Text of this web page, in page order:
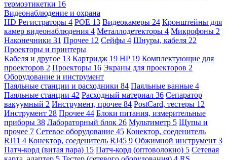
термоэтикетки 16
Видеонаблюдение и охрана
HD Регистраторы 4 POE 13 Видеокамеры 24 Кронштейны для
камер видеонаблюдения 4 Металлодетекторы 4 Микрофоны 2
Наконечники 31 Прочее 12 Сейфы 4 Шнуры, кабеля 22
Проекторы и принтеры
Кабеля и другое 13 Картридж 19 HP 19 Комплектующие для
проекторов 2 Проекторы 16 Экраны для проекторов 2
Оборудование и инструмент
Паяльные станции и расходники 84 Паяльные ванные 4
Паяльные станции 42 Расходный материал 36 Сепаратор
вакуумный 2 Инструмент, прочее 84 PostCard, тестеры 12
Инструмент 28 Прочее 44 Блоки питания, измерительные
приборы 38 Лабораторный блок 26 Мультиметр 5 Щупы и
прочее 7 Сетевое оборудование 45 Конектор, соеденитель
RJ11 4 Конектор, соеденитель RJ45 9 Обжимной инструмент 3
Патч-корд (витая пара) 15 Патч-корд (оптоволокно) 5 Сетевая